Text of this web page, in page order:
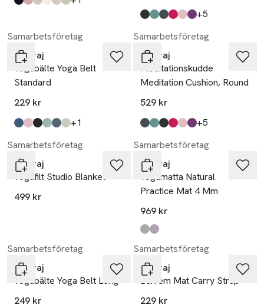
Produkten finns i färgerna:
midnight black,
heather pink,
beach beige,
birch white,
moss green,
graphite grey,
Produkten finns i färgerna:
svart,
grön,
mörkblå,
röd,
rosa,
mörklila, +5
Samarbetsföretag
Yogiraj
Yogabälte Yoga Belt
Standard
229 kr
Produkten finns i färgerna:
blå,
rosa,
svart,
grön,
grå,
vit mässing, +1
Samarbetsföretag
Yogiraj
Meditationskudde
Meditation Cushion, Round
529 kr
Produkten finns i färgerna:
mörkblå,
grön,
svart,
röd,
rosa,
mörklila, +5
Samarbetsföretag
Yogiraj
Yogafilt Studio Blanket
499 kr
Samarbetsföretag
Yogiraj
Yogamatta Natural
Practice Mat 4 Mm
969 kr
Produkten finns i färgerna:
misty greige
shadow lilac
Samarbetsföretag
Yogiraj
Yogabälte Yoga Belt Long
249 kr
Samarbetsföretag
Yogiraj
Bärrem Mat Carry Strap
229 kr